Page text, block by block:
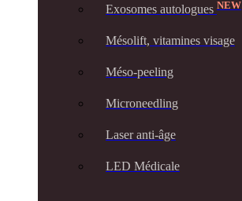
Exosomes autologues NEW
Mésolift, vitamines visage
Méso-peeling
Microneedling
Laser anti-âge
LED Médicale